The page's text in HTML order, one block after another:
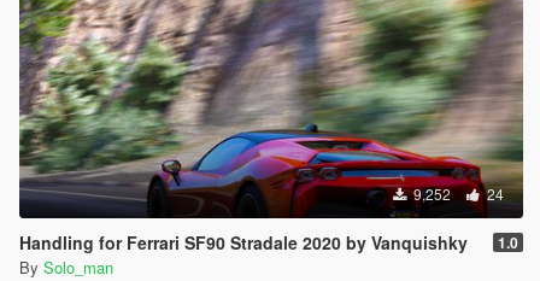
9,252 24
Handling for Ferrari SF90 Stradale 2020 by Vanquishky 1.0
By Solo_man